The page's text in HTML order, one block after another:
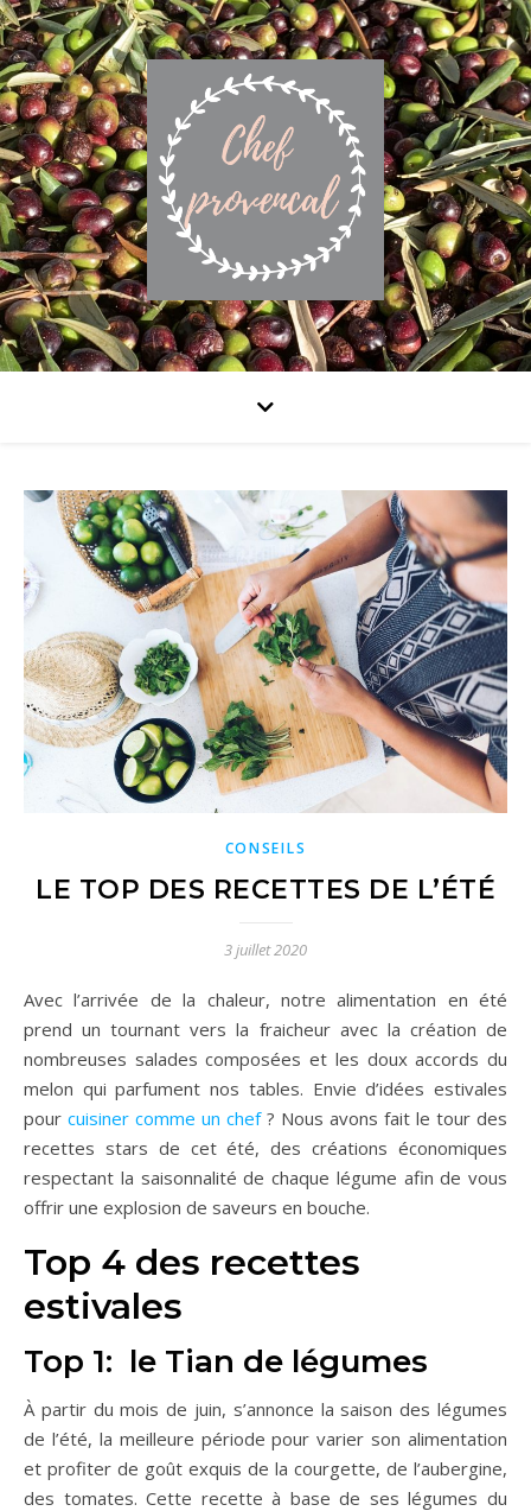
CONSEILS
LE TOP DES RECETTES DE L’ÉTÉ
3 juillet 2020
Avec l’arrivée de la chaleur, notre alimentation en été
prend un tournant vers la fraicheur avec la création de
nombreuses salades composées et les doux accords du
melon qui parfument nos tables. Envie d’idées estivales
pour cuisiner comme un chef? Nous avons fait le tour des
recettes stars de cet été, des créations économiques
respectant la saisonnalité de chaque légume afin de vous
offrir une explosion de saveurs en bouche.
Top 4 des recettes
estivales
Top 1: le Tian de légumes
À partir du mois de juin, s’annonce la saison des légumes
de l’été, la meilleure période pour varier son alimentation
et profiter de goût exquis de la courgette, de l’aubergine,
des tomates. Cette recette à base de ses légumes du